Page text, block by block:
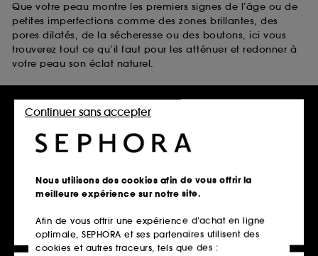
Que votre peau montre les premiers signes de l’âge ou de
petites imperfections comme des zones brillantes, des
pores dilatés, de la sécheresse ou des boutons, ici vous
trouverez tout ce qu’il faut pour les atténuer et redonner à
votre peau son éclat naturel.
les soins anti-taches visage anti-âge de Clarins
les soins pour peaux grasses de The Inkey List
les soins pour peaux sèches de belif
Disponibles avec bien d’autres soins pour la peau du
visage dans notre vitrine en ligne scintillante.
Nous utilisons des cookies afin de vous offrir la
meilleure expérience sur notre site.
Afin de vous offrir une expérience d’achat en ligne
optimale, SEPHORA et ses partenaires utilisent des
cookies et autres traceurs, tels que des :
Continuer sans accepter